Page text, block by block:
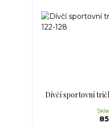
Dívčí sportovní